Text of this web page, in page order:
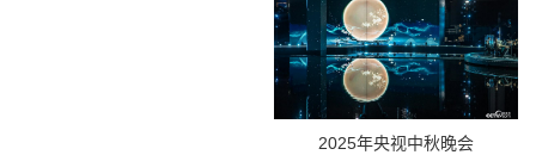
2025年央视中秋晚会